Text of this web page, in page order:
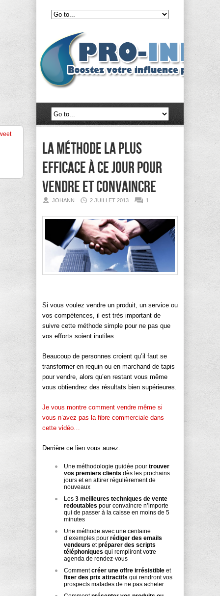
La méthode la plus
efficace à ce jour pour
vendre et convaincre
JOHANN 2 JUILLET 2013 1
Si vous voulez vendre un produit, un service ou
vos compétences, il est très important de
suivre cette méthode simple pour ne pas que
vos efforts soient inutiles.
Beaucoup de personnes croient qu’il faut se
transformer en requin ou en marchand de tapis
pour vendre, alors qu’en restant vous même
vous obtiendrez des résultats bien supérieures.
Je vous montre comment vendre même si
vous n’avez pas la fibre commerciale dans
cette vidéo…
Derrière ce lien vous aurez:
Une méthodologie guidée pour trouver
vos premiers clients dès les prochains
jours et en attirer régulièrement de
nouveaux
Les 3 meilleures techniques de vente
redoutables pour convaincre n’importe
qui de passer à la caisse en moins de 5
minutes
Une méthode avec une centaine
d’exemples pour rédiger des emails
vendeurs etpréparer des scripts
téléphoniques qui rempliront votre
agenda de rendez-vous
Commentcréer une offre irrésistible et
fixer des prix attractifs qui rendront vos
prospects malades de ne pas acheter